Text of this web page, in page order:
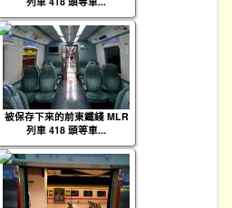
被保存下來的前東鐵綫 MLR
列車 418 頭等車...